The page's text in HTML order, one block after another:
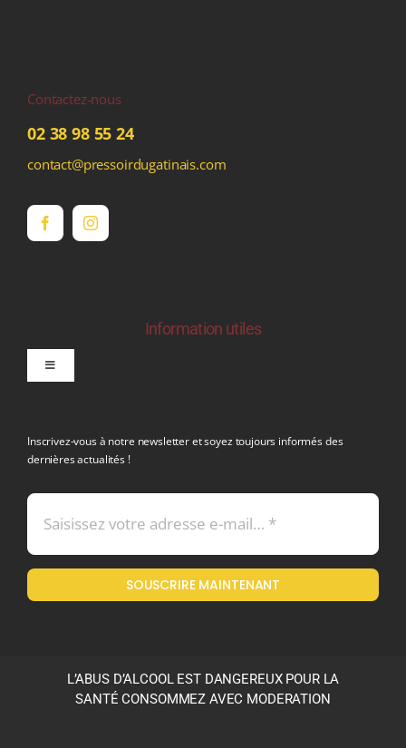
Contactez-nous
02 38 98 55 24
contact@pressoirdugatinais.com
Information utiles
Toggle
Mentions légales
Politique en matière de remboursements et de retours
Inscrivez-vous à notre newsletter et soyez toujours informés des
dernières actualités !
SOUSCRIRE MAINTENANT
L’ABUS D’ALCOOL EST DANGEREUX POUR LA
SANTÉ CONSOMMEZ AVEC MODERATION